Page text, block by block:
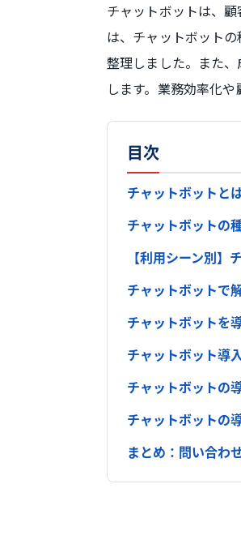
チャットボットは、
は、チャットボット
整理しました。また
します。業務効率化
目次
チャットボットと
チャットボットの
【利用シーン別】
チャットボットで
チャットボットを
チャットボット導
チャットボットの
チャットボットの
まとめ：問い合わ